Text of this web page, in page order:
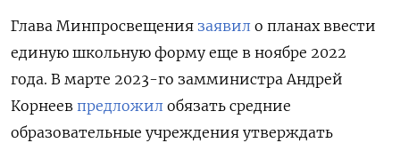
Глава Минпросвещения заявил о планах ввести
единую школьную форму еще в ноябре 2022
года. В марте 2023-го замминистра Андрей
Корнеев предложил обязать средние
образовательные учреждения утверждать